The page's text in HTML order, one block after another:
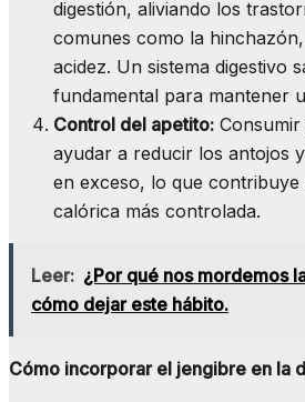
digestión, aliviando los
comunes como la
acidez. Un sistema digestivo
fundamental para mantener
Control del apetito:
ayudar a reducir los antojos
en exceso, lo que contribuye
calórica más controlada.
Leer: ¿Por qué nos mordemos
cómo dejar este hábito.
Cómo incorporar el jengibre en la